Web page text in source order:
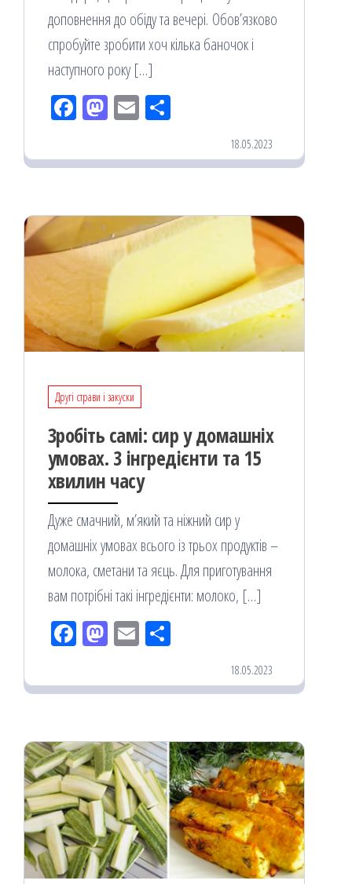
доповнення до обіду та вечері. Обов’язково
спробуйте зробити хоч кілька баночок і
наступного року […]
Fac
oo
M
od
Em
ит
я
18.05.2023
Другі страви і закуски
Зробіть самі: сир у домашніх
умовах. 3 інгредієнти та 15
хвилин часу
Дуже смачний, м’який та ніжний сир у
домашніх умовах всього із трьох продуктів –
молока, сметани та яєць. Для приготування
вам потрібні такі інгредієнти: молоко, […]
Fac
oo
M
od
Em
ит
я
18.05.2023